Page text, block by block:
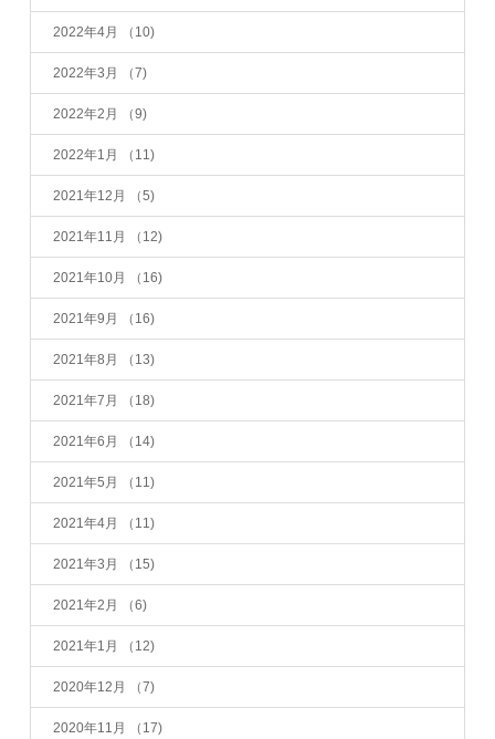
2022年4月 （10)
2022年3月 （7)
2022年2月 （9)
2022年1月 （11)
2021年12月 （5)
2021年11月 （12)
2021年10月 （16)
2021年9月 （16)
2021年8月 （13)
2021年7月 （18)
2021年6月 （14)
2021年5月 （11)
2021年4月 （11)
2021年3月 （15)
2021年2月 （6)
2021年1月 （12)
2020年12月 （7)
2020年11月 （17)